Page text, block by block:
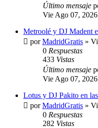
Último mensaje
Vie Ago 07,
Metroolé y DJ Madent
porMadridGratis »
0 Respuestas
433 Vistas
Último mensaje
Vie Ago 07,
Lotus y DJ Pakito en
porMadridGratis »
0 Respuestas
282 Vistas